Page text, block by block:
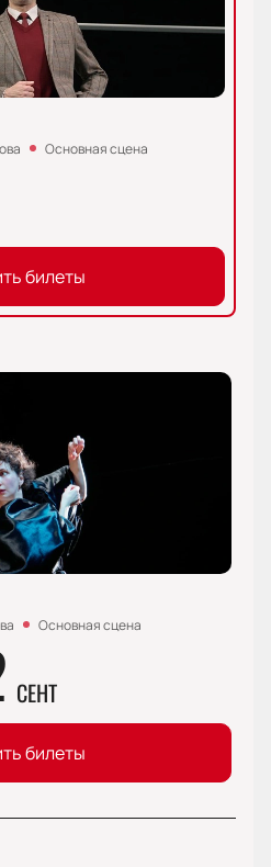
Основная сцена
билеты
Основная сцена
СЕНТ
билеты